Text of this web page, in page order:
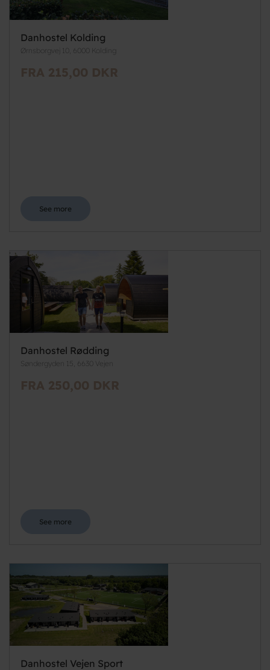
Danhostel Kolding
Ørnsborgvej 10, 6000 Kolding
FRA 215,00 DKR
See more
Danhostel Rødding
Søndergyden 15, 6630 Vejen
FRA 250,00 DKR
See more
Danhostel Vejen Sport